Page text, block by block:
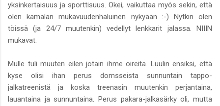
yksinkertaisuus ja sporttisuus. Okei, vaikuttaa myös sekin, että
olen kamalan mukavuudenhaluinen nykyään :-) Nytkin olen
töissä (ja 24/7 muutenkin) vedellyt lenkkarit jalassa. NIIIN
mukavat.
Mulle tuli muuten eilen jotain ihme oireita. Luulin ensiksi, että
kyse olisi ihan perus domsseista sunnuntain tappo-
jalkatreenistä ja koska treenasin muutenkin perjantaina,
lauantaina ja sunnuntaina. Perus pakara-jalkasärky oli, mutta